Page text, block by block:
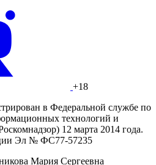
+18
в Федеральной службе по
технологий и
12 марта 2014 года.
Эл № ФС77-57235
Мария Сергеевна